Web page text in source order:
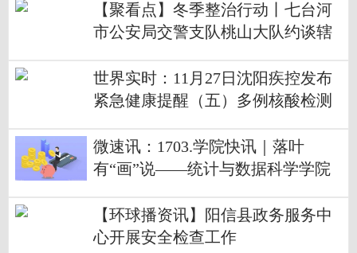
【聚看点】冬季整治行动丨七台河
市公安局交警支队桃山大队约谈辖
世界实时：11月27日沈阳疾控发布
紧急健康提醒（五）多例核酸检测
微速讯：1703.学院快讯｜落叶
有“画”说——统计与数据科学学院
秋色”落叶拼画活动
【环球播资讯】阳信县政务服务中
心开展安全检查工作